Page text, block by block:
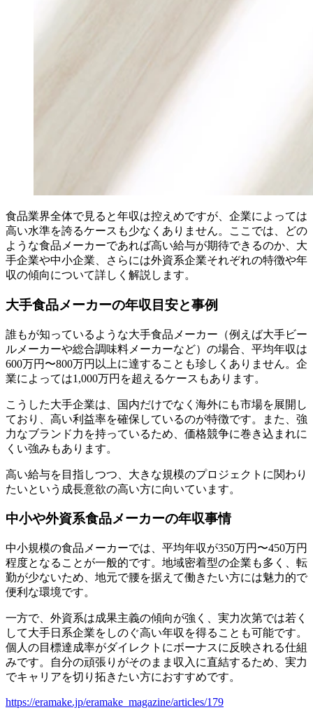
食品業界全体で見ると年収は控えめですが、企業によっては
高い水準を誇るケースも少なくありません。ここでは、どの
ような食品メーカーであれば高い給与が期待できるのか、大
手企業や中小企業、さらには外資系企業それぞれの特徴や年
収の傾向について詳しく解説します。
大手食品メーカーの年収目安と事例
誰もが知っているような大手食品メーカー（例えば大手ビー
ルメーカーや総合調味料メーカーなど）の場合、平均年収は
600万円〜800万円以上に達することも珍しくありません。企
業によっては1,000万円を超えるケースもあります。
こうした大手企業は、国内だけでなく海外にも市場を展開し
ており、高い利益率を確保しているのが特徴です。また、強
力なブランド力を持っているため、価格競争に巻き込まれに
くい強みもあります。
高い給与を目指しつつ、大きな規模のプロジェクトに関わり
たいという成長意欲の高い方に向いています。
中小や外資系食品メーカーの年収事情
中小規模の食品メーカーでは、平均年収が350万円〜450万円
程度となることが一般的です。地域密着型の企業も多く、転
勤が少ないため、地元で腰を据えて働きたい方には魅力的で
便利な環境です。
一方で、外資系は成果主義の傾向が強く、実力次第では若く
して大手日系企業をしのぐ高い年収を得ることも可能です。
個人の目標達成率がダイレクトにボーナスに反映される仕組
みです。自分の頑張りがそのまま収入に直結するため、実力
でキャリアを切り拓きたい方におすすめです。
https://eramake.jp/eramake_magazine/articles/179